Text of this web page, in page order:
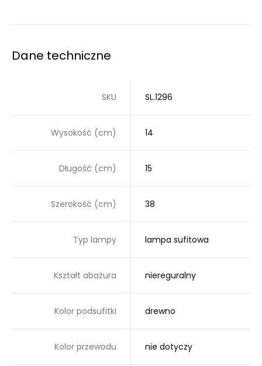
Dane techniczne
SKU SL.1296
Wysokość (cm) 14
Długość (cm) 15
Szerokość (cm) 38
Typ lampy lampa sufitowa
Kształt abażura niereguralny
Kolor podsufitki drewno
Kolor przewodu nie dotyczy